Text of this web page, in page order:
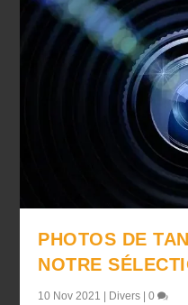
PHOTOS DE
NOTRE
10 Nov 2021 | Divers |0